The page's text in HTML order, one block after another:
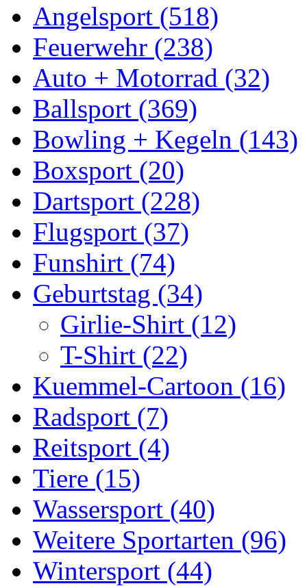
Angelsport (518)
Feuerwehr (238)
Auto + Motorrad (32)
Ballsport (369)
Bowling + Kegeln (143)
Boxsport (20)
Dartsport (228)
Flugsport (37)
Funshirt (74)
Geburtstag (34)
Girlie-Shirt (12)
T-Shirt (22)
Kuemmel-Cartoon (16)
Radsport (7)
Reitsport (4)
Tiere (15)
Wassersport (40)
Weitere Sportarten (96)
Wintersport (44)